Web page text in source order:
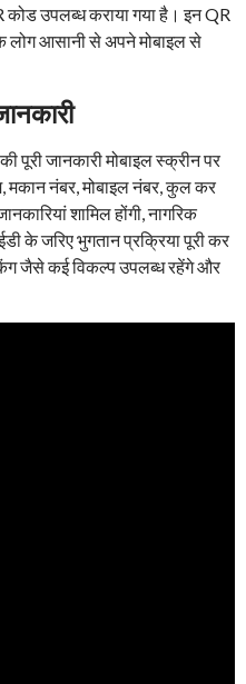
उपलब्ध कराया गया है। इन QR
लोग आसानी से अपने मोबाइल से
पूरी जानकारी मोबाइल स्क्रीन पर
मकान नंबर, मोबाइल नंबर, कुल कर
शामिल होंगी, नागरिक
के जरिए भुगतान प्रक्रिया पूरी कर
जैसे कई विकल्प उपलब्ध रहेंगे और